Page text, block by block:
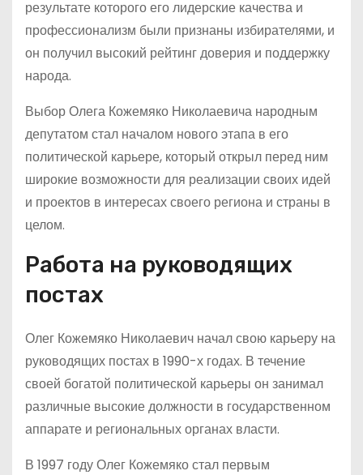
результате которого его лидерские качества и
профессионализм были признаны избирателями, и
он получил высокий рейтинг доверия и поддержку
народа.
Выбор Олега Кожемяко Николаевича народным
депутатом стал началом нового этапа в его
политической карьере, который открыл перед ним
широкие возможности для реализации своих идей
и проектов в интересах своего региона и страны в
целом.
Работа на руководящих
постах
Олег Кожемяко Николаевич начал свою карьеру на
руководящих постах в 1990-х годах. В течение
своей богатой политической карьеры он занимал
различные высокие должности в государственном
аппарате и региональных органах власти.
В 1997 году Олег Кожемяко стал первым